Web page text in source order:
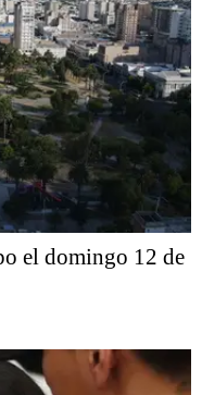
el domingo 12 de